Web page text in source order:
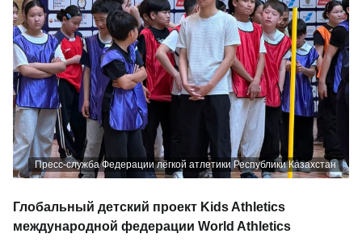
Пресс-служба Федерации лёгкой атлетики Республики Казахстан
Глобальный детский проект Kids Athletics
международной федерации World Athletics